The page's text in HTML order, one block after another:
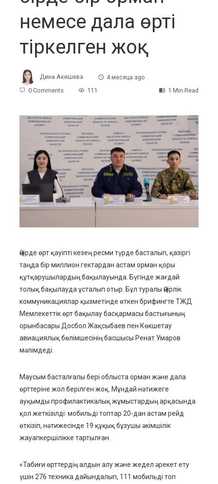
немесе дала өрті
тіркелген жоқ
Дина Акишева
4 месяца ago
0 Comments
111 1 Min Read
Өңірде өрт қауіпті кезең ресми түрде басталып, қазіргі
таңда бір миллион гектардан астам орман қоры
құтқарушылардың бақылауында. Бүгінде жағдай
толық бақылауда ұсталып отыр. Бұл туралы Өңірлік
коммуникациялар қызметінде өткен брифингте ТЖД
Мемлекеттік өрт бақылау басқармасы бастығының
орынбасары Досбол Жақсыбаев пен Көкшетау
авиациялық бөлімшесінің басшысы Ренат Умаров
мәлімдеді.
Маусым басталғалы бері облыста орман және дала
өрттеріне жол берілген жоқ. Мұндай нәтижеге
ауқымды профилактикалық жұмыстардың арқасында
қол жеткізілді: мобильді топтар 20-дан астам рейд
өткізіп, нәтижесінде 19 құқық бұзушы әкімшілік
жауапкершілікке тартылған.
«Табиғи өрттердің алдын алу және жедел әрекет ету
үшін 276 техника дайындалып, 111 мобильді топ